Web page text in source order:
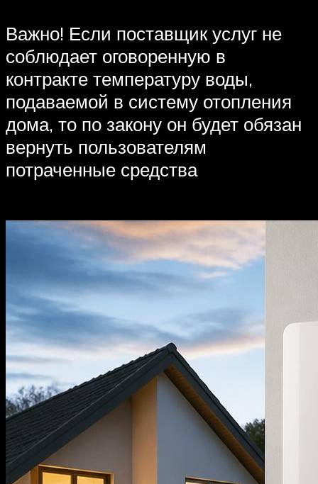
Важно! Если поставщик услуг не
соблюдает оговоренную в
контракте температуру воды,
подаваемой в систему отопления
дома, то по закону он будет обязан
вернуть пользователям
потраченные средства